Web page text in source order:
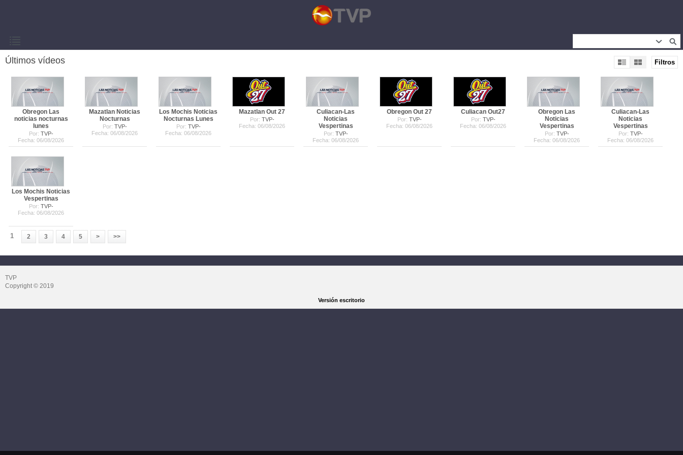
Filtros
Últimos vídeos
Obregon Las
noticias nocturnas
lunes
Por: TVP-
Fecha: 06/08/2026
Mazatlan Noticias
Nocturnas
Por: TVP-
Fecha: 06/08/2026
Los Mochis Noticias
Nocturnas Lunes
Por: TVP-
Fecha: 06/08/2026
Mazatlan Out 27
Por: TVP-
Fecha: 06/08/2026
Culiacan-Las
Noticias
Vespertinas
Por: TVP-
Fecha: 06/08/2026
Obregon Out 27
Por: TVP-
Fecha: 06/08/2026
Culiacan Out27
Por: TVP-
Fecha: 06/08/2026
Obregon Las
Noticias
Vespertinas
Por: TVP-
Fecha: 06/08/2026
Culiacan-Las
Noticias
Vespertinas
Por: TVP-
Fecha: 06/08/2026
Los Mochis Noticias
Vespertinas
Por: TVP-
Fecha: 06/08/2026
1 2 3 4 5 > >>
TVP
Copyright © 2019
Versión escritorio